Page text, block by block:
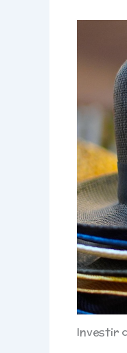
Investir